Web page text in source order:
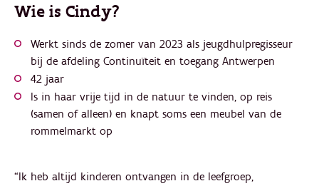
Wie is Cindy?
Werkt sinds de zomer van 2023 als jeugdhulpregisseur
bij de afdeling Continuïteit en toegang Antwerpen
42 jaar
Is in haar vrije tijd in de natuur te vinden, op reis
(samen of alleen) en knapt soms een meubel van de
rommelmarkt op
“Ik heb altijd kinderen ontvangen in de leefgroep,